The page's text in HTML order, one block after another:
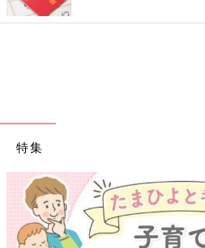
【４カ月ごろからOK】 親子ラッ
特集